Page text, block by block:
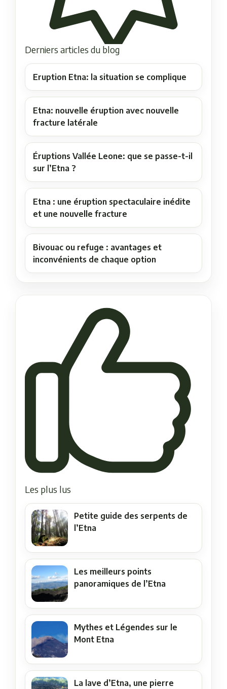
Derniers articles du blog
Eruption Etna: la situation se complique
Etna: nouvelle éruption avec nouvelle
fracture latérale
Éruptions Vallée Leone: que se passe-t-il
sur l’Etna ?
Etna : une éruption spectaculaire inédite
et une nouvelle fracture
Bivouac ou refuge : avantages et
inconvénients de chaque option
Les plus lus
Petite guide des serpents de
l’Etna
Les meilleurs points
panoramiques de l’Etna
Mythes et Légendes sur le
Mont Etna
La lave d’Etna, une pierre